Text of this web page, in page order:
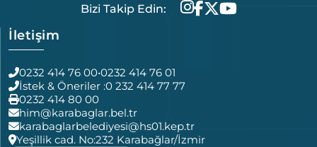
Bizi Takip Edin:
İletişim
0232 414 76 00•0232 414 76 01
İstek & Öneriler :0 232 414 77 77
0232 414 80 00
him@karabaglar.bel.tr
karabaglarbelediyesi@hs01.kep.tr
Yeşillik cad. No:232 Karabağlar/İzmir